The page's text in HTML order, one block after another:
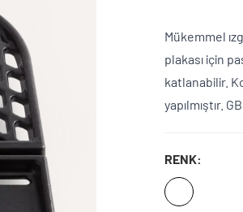
Mükemmel
plakası için
katlanabilir.
yapılmıştır.
RENK: